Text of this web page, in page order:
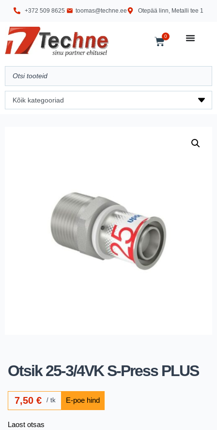
+372 509 8625 toomas@techne.ee Otepää linn, Metalli tee 1
0
Otsik 25-3/4VK S-Press PLUS
7,50€ tk
Laost otsas